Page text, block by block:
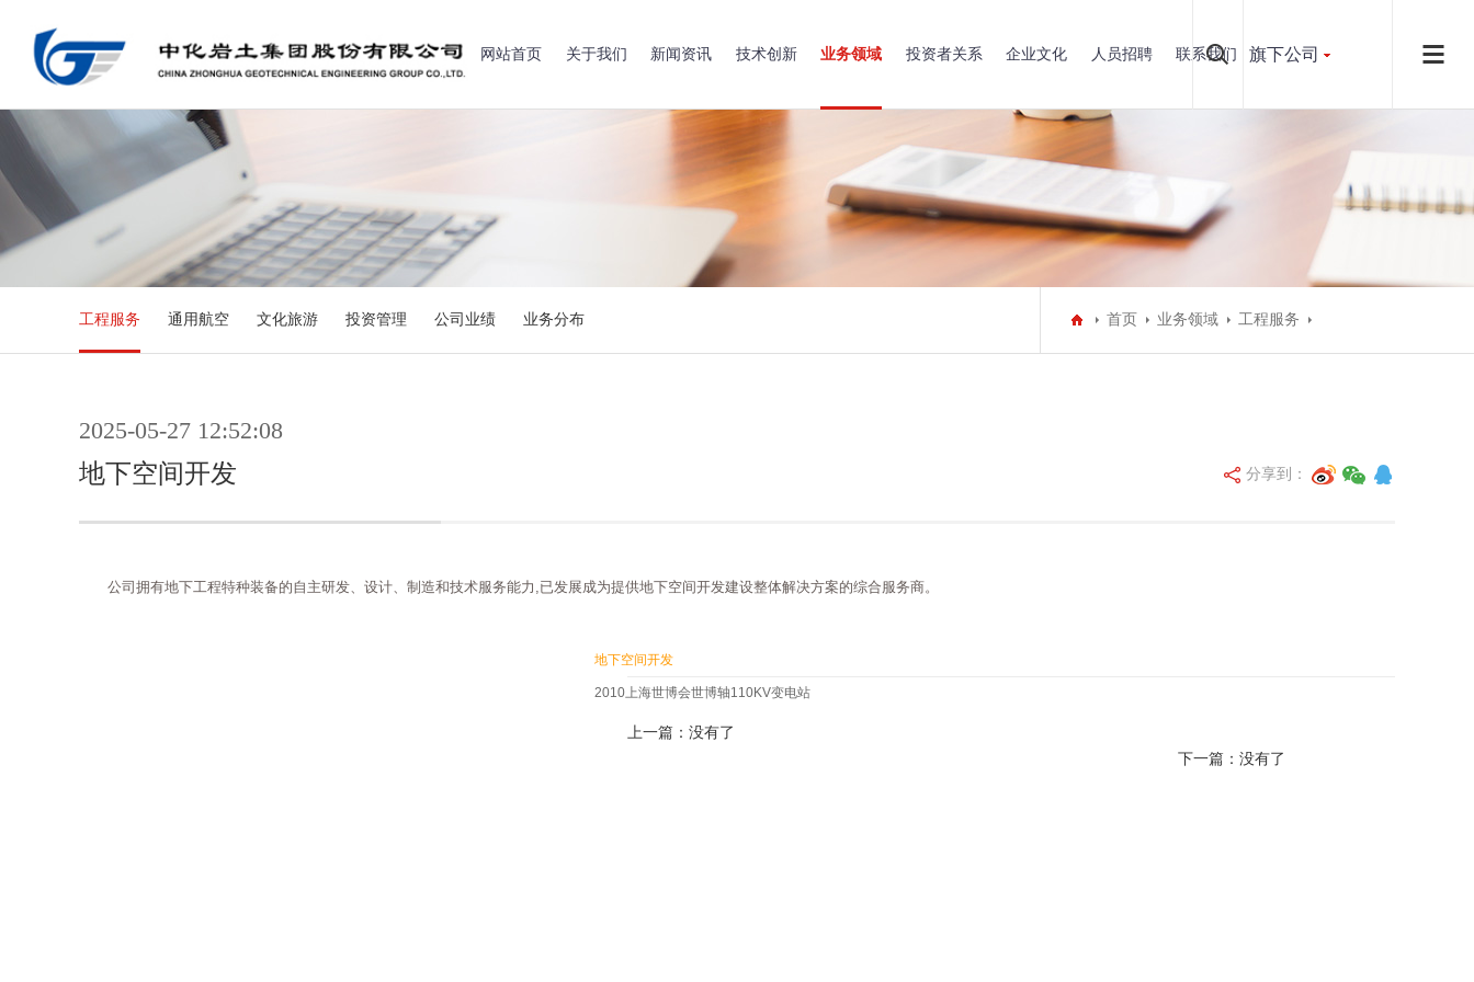
网站首页 关于我们 新闻资讯 技术创新 业务领域 投资者关系 企业文化 人员招聘 联系我们 旗下公司
工程服务 通用航空 文化旅游 投资管理 公司业绩 业务分布 首页 业务领域 工程服务
2025-05-27 12:52:08
地下空间开发 分享到：
公司拥有地下工程特种装备的自主研发、设计、制造和技术服务能力,已发展成为提供地下空间开发建设整体解决方案的综合服务商。
地下空间开发
2010上海世博会世博轴110KV变电站
上一篇：没有了
下一篇：没有了